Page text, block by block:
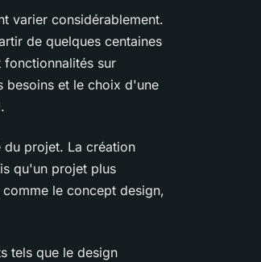
varier considérablement.
de quelques centaines
fonctionnalités sur
besoins et le choix d'une
du projet. La création
qu'un projet plus
le concept design,
tels que le design